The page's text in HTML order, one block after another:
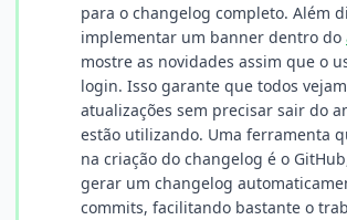
para o changelog completo. Além
implementar um banner dentro do
mostre as novidades assim que o
login. Isso garante que todos
atualizações sem precisar sair do
estão utilizando. Uma ferramenta
na criação do changelog é o
gerar um changelog
commits, facilitando bastante o